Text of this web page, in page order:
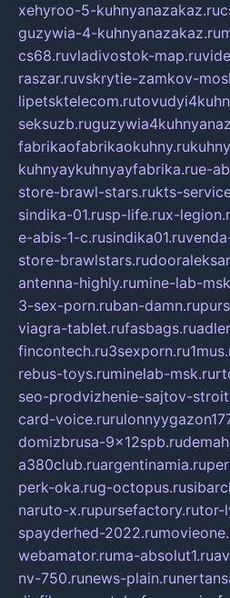
xehyroo-5-kuhnyanazakaz.ru
guzywia-4-kuhnyanazakaz.ru
cs68.ruvladivostok-map.ru
raszar.ruvskrytie-zamkov-
lipetsktelecom.ru
seksuzb.ru
fabrikaofabrikaokuhny.ru
kuhnyaykuhnyayfabrika.rue-
store-brawl-stars.rukts-
sindika-01.rusp-life.rux-
e-abis-1-c.rusindika01.ru
store-brawlstars.ru
antenna-highly.rumine-lab-
3-sex-porn.ruban-damn.ru
viagra-tablet.rufasbags.ru
fincontech.ru3sexporn.ru
rebus-toys.ruminelab-msk.ru
seo-prodvizhenie-sajtov-
card-voice.ru
domizbrusa-9x12spb.ru
a380club.ruargentinamia.ru
perk-oka.rug-octopus.ru
naruto-x.rupursefactory.rutor-
spayderhed-2022.ru
webamator.ruma-absolut1.ru
nv-750.runews-plain.ru